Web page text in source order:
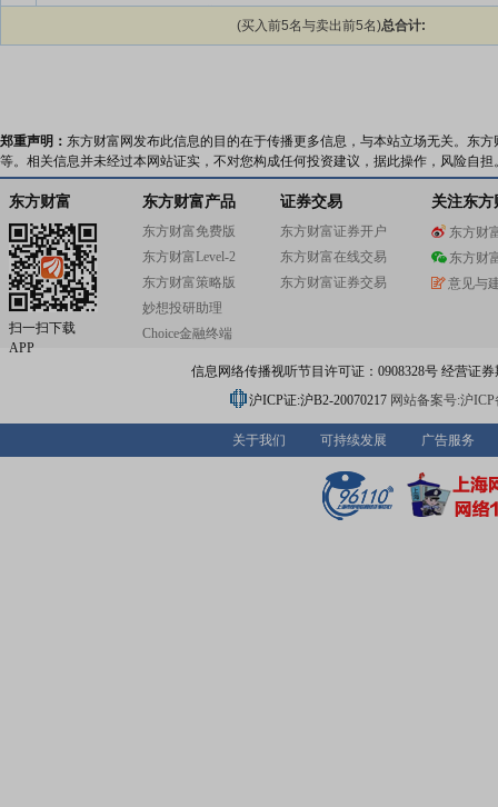
(买入前5名与卖出前5名)总合计:
郑重声明： 东方财富网发布此信息的目的在于传播更多信息，与本站立场无关。东
等。相关信息并未经过本网站证实，不对您构成任何投资建议，据此操作，风险自担